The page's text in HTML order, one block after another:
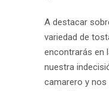
A destacar
variedad de
encontrarás en
nuestra
camarero y nos